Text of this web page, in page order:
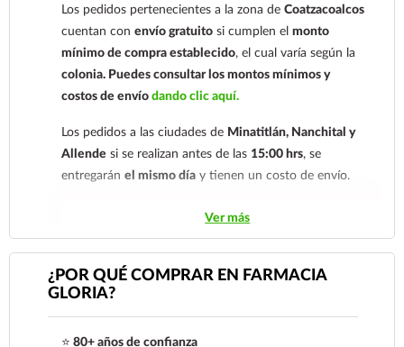
nuestro
921 261 8491
Los pedidos pertenecientes a la zona deCoatzacoalcos
cuentan conenvío gratuito si cumplen elmonto
mínimo de compra establecido, el cual varía según la
colonia. Puedes consultar los montos mínimos y
costos de envíodando clic aquí.
Los pedidos a las ciudades de Minatitlán, Nanchital y
Allende si se realizan antes de las 15:00 hrs, se
entregaránel mismo día y tienen un costo de envío.
Los pedidos de otras localidades se envían mediante
.Sólo hacemos envíos en el territorio
nacional.
Ver más
¿POR QUÉ COMPRAR EN FARMACIA
GLORIA?
⭐ 80+ años de confianza